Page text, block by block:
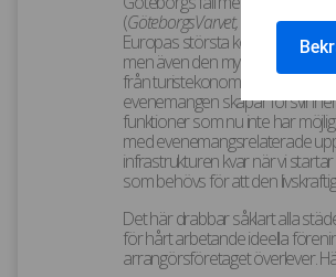
(GöteborgsVarvet, Gothia Cup,
Europas största konserter blir
men även den mycket utsatta
från turistekonomi kommer
evenemangen skapar
funktioner som nu inte har
med evenemangsrelaterade
infrastrukturen kvar när vi
som behövs för att den
Det här drabbar såklart alla
för hårt arbetande ideella
arrangörsföretaget överlever.